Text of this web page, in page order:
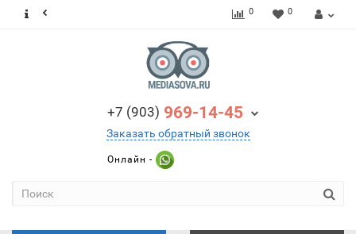
0 0
+7 (903) 969-14-45
Заказать обратный звонок
Онлайн -